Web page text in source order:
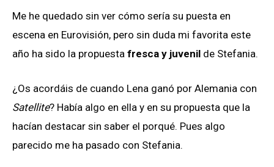
Me he quedado sin ver cómo sería su puesta en
escena en Eurovisión, pero sin duda mi favorita este
año ha sido la propuesta fresca y juvenil de Stefania.
¿Os acordáis de cuando Lena ganó por Alemania con
Satellite? Había algo en ella y en su propuesta que la
hacían destacar sin saber el porqué. Pues algo
parecido me ha pasado con Stefania.